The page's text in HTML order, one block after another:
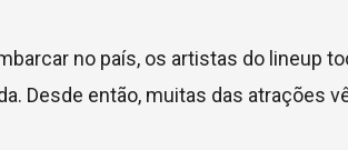
no país, os artistas do lineup
Desde então, muitas das atrações